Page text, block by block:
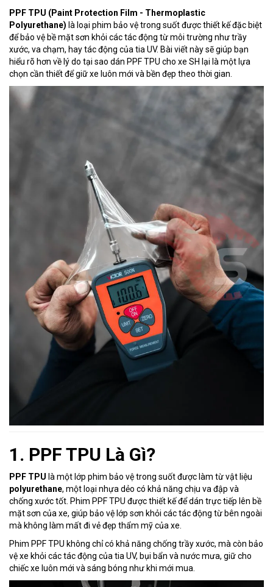
PPF TPU (Paint Protection Film - Thermoplastic
Polyurethane) là loại phim bảo vệ trong suốt được thiết kế đặc biệt
để bảo vệ bề mặt sơn khỏi các tác động từ môi trường như trầy
xước, va chạm, hay tác động của tia UV. Bài viết này sẽ giúp bạn
hiểu rõ hơn về lý do tại sao dán PPF TPU cho xe SH lại là một lựa
chọn cần thiết để giữ xe luôn mới và bền đẹp theo thời gian.
1. PPF TPU Là Gì?
PPF TPU là một lớp phim bảo vệ trong suốt được làm từ vật liệu
polyurethane, một loại nhựa dẻo có khả năng chịu va đập và
chống xước tốt. Phim PPF TPU được thiết kế để dán trực tiếp lên bề
mặt sơn của xe, giúp bảo vệ lớp sơn khỏi các tác động từ bên ngoài
mà không làm mất đi vẻ đẹp thẩm mỹ của xe.
Phim PPF TPU không chỉ có khả năng chống trầy xước, mà còn bảo
vệ xe khỏi các tác động của tia UV, bụi bẩn và nước mưa, giữ cho
chiếc xe luôn mới và sáng bóng như khi mới mua.